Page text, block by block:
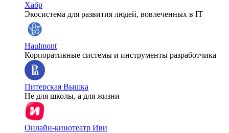
Хабр
Экосистема для развития людей, вовлеченных в IT
Haulmont
Корпоративные системы и инструменты разработчика
Питерская Вышка
Не для школы, а для жизни
Онлайн-кинотеатр Иви